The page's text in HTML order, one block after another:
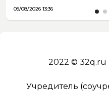
09/08/2026 13:36
2022 © 32q.ru
Учредитель